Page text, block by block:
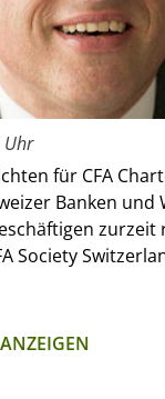
Uhr
für CFA
Banken und
zurzeit
Society